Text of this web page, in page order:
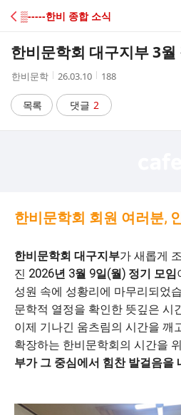
C
A
▒-----한비 종합 소식
한비문학회 대구지부 3
작
자
한비문학
작
시
간
26.03.10
조
수
188
목록 댓글 2
한비문학회 회원 여러분,
한비문학회 대구지부가 새롭게
진 2026년 3월 9일(월) 정기 모임
성원 속에 성황리에 마무리되었
문학적 열정을 확인한 뜻깊은 시
이제 기나긴 움츠림의 시간을 깨
확장하는 한비문학회의 시간을
부가 그 중심에서 힘찬 발걸음을